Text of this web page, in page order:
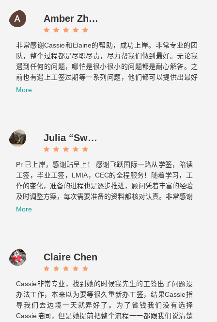
Amber Zhang
非常感谢Cassie和Elaine的帮助，成功上岸。非常专业的团
队，整个过程都是尽职尽责，尽力帮我们做到最好。无论我
遇到任何的问题，哪怕是很小很小的问题都是耐心解答。之
前也有遇上工签过期等一系列问题，他们都可以提供出最好
的方案，提前做好各种应对的准备，绝对是不可多得的好团
More
Julia “Sweet tooth” J
Pr 已上岸，感谢贴呈上！ 感谢飞跃国际一路从学签，陪读
工签，毕业工签，LMIA，CEC的全程服务！随着学习，工
作的变化，准备的进程也是逐步推进，顾问凭着丰富的经验
及时调整方案，每次需要准备的资料都核对认真。非常感谢
Cassie 和 Elaine…...
More
Claire Chen
Cassie非常专业，找到她的时候我先生的工签出了问题没
办法工作，本来以为要等很久重新办工签，结果Cassie指
导我们去边境一天就弄好了。为了省钱我们没有选择
Cassie陪同，但是她提前把整个流程一一都跟我们说清楚